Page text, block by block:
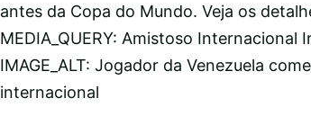
antes da Copa do Mundo. Veja os
MEDIA_QUERY: Amistoso Internacional
IMAGE_ALT: Jogador da Venezuela
internacional